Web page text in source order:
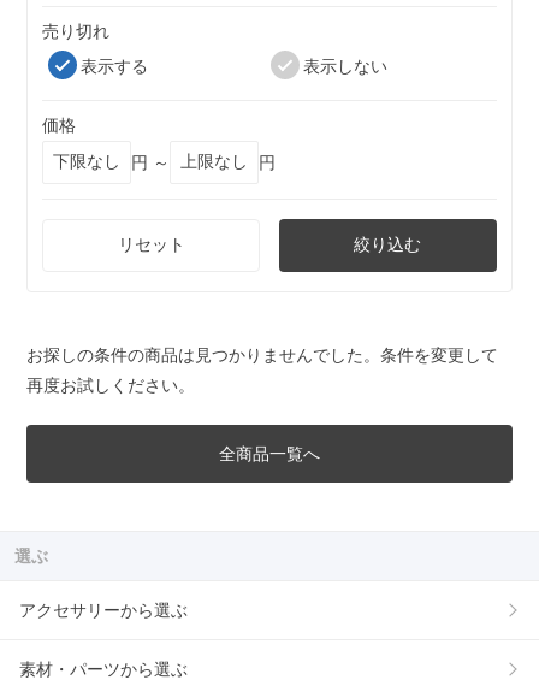
売り切れ
表示する
表示しない
価格
円 ～
円
リセット 絞り込む
お探しの条件の商品は見つかりませんでした。条件を変更して
再度お試しください。
全商品一覧へ
選ぶ
アクセサリーから選ぶ
素材・パーツから選ぶ